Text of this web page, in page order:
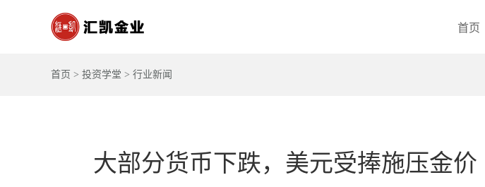
首页
首页 > 投资学堂 > 行业新闻
大部分货币下跌，美元受捧施压金价